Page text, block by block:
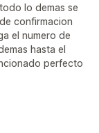
lo demas se
confirmacion
el numero de
hasta el
perfecto